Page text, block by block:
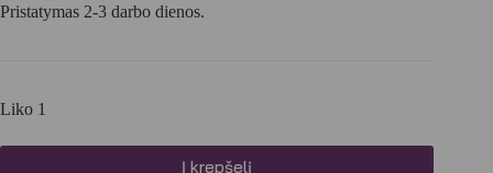
Pristatymas 2-3 darbo dienos.
Liko 1
Į krepšelį